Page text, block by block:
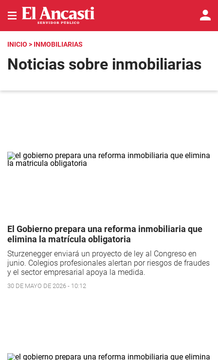
INICIO > INMOBILIARIAS
Noticias sobre inmobiliarias
El Gobierno prepara una reforma inmobiliaria que
elimina la matrícula obligatoria
Sturzenegger enviará un proyecto de ley al Congreso en
junio. Colegios profesionales alertan por riesgos de fraudes
y el sector empresarial apoya la medida.
30 DE MAYO DE 2026 - 10:12